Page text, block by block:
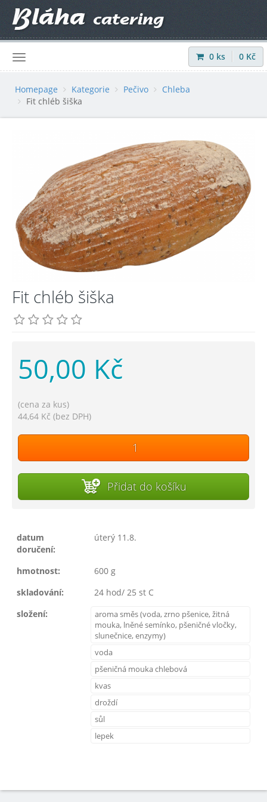
Přihlásit |Registrovat
0 ks 0 Kč
Homepage Kategorie Pečivo
Chleba
Fit chléb šiška
Fit chléb šiška
50,00 Kč
(cena za kus)
44,64 Kč (bez DPH)
Přidat do košíku
datum
doručení:
úterý 11.8.
hmotnost:
600 g
skladování:
24 hod/ 25 st C
složení:
aroma směs (voda, zrno pšenice, žitná
mouka, lněné semínko, pšeničné vločky,
slunečnice, enzymy)
voda
pšeničná mouka chlebová
kvas
droždí
sůl
lepek